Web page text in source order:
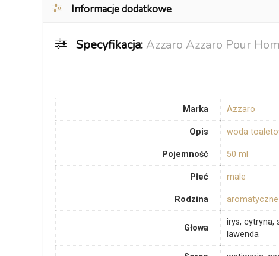
Informacje dodatkowe
Specyfikacja: Azzaro Azzaro Pour
Marka Azzaro
Opis woda
Pojemność 50 ml
Płeć male
Rodzina aromatyczne
Głowa
irys, cytryna,
lawenda